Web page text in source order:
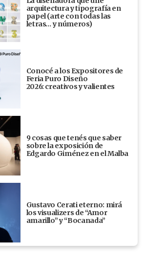
arquitectura y tipografía en
papel (arte con todas las
letras… y números)
Conocé a los Expositores de
Feria Puro Diseño
2026: creativos y valientes
9 cosas que tenés que saber
sobre la exposición de
Edgardo Giménez en el Malba
Gustavo Cerati eterno: mirá
los visualizers de “Amor
amarillo” y “Bocanada”